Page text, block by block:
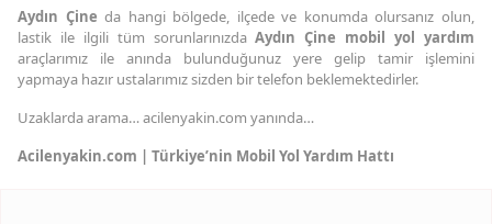
Aydın Çine da hangi bölgede, ilçede ve konumda olursanız olun,
lastik ile ilgili tüm sorunlarınızdaAydın Çine mobil yol yardım
araçlarımız ile anında bulunduğunuz yere gelip tamir işlemini
yapmaya hazır ustalarımız sizden bir telefon beklemektedirler.
Uzaklarda arama… acilenyakin.com yanında…
Acilenyakin.com | Türkiye’nin Mobil Yol Yardım Hattı